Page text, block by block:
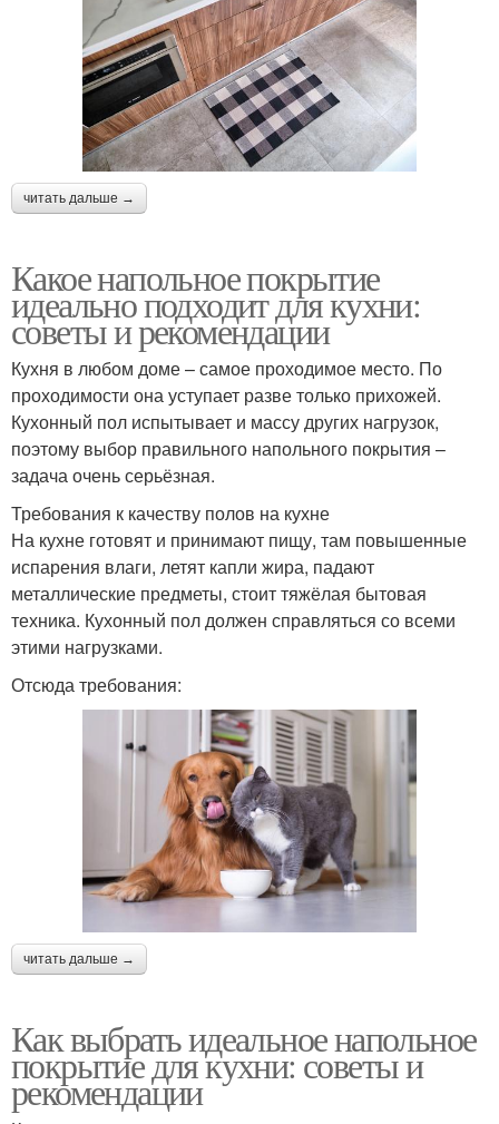
читать дальше →
Какое напольное покрытие
идеально подходит для кухни:
советы и рекомендации
Кухня в любом доме – самое проходимое место. По
проходимости она уступает разве только прихожей.
Кухонный пол испытывает и массу других нагрузок,
поэтому выбор правильного напольного покрытия –
задача очень серьёзная.
Требования к качеству полов на кухне
На кухне готовят и принимают пищу, там повышенные
испарения влаги, летят капли жира, падают
металлические предметы, стоит тяжёлая бытовая
техника. Кухонный пол должен справляться со всеми
этими нагрузками.
Отсюда требования:
читать дальше →
Как выбрать идеальное напольное
покрытие для кухни: советы и
рекомендации